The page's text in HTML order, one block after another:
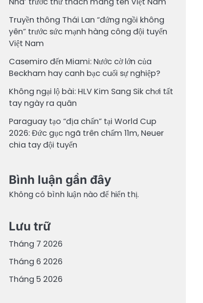
Truyền thông Thái Lan “đứng ngồi không
yên” trước sức mạnh hàng công đội tuyển
Việt Nam
Casemiro đến Miami: Nước cờ lớn của
Beckham hay canh bạc cuối sự nghiệp?
Không ngại lộ bài: HLV Kim Sang Sik chơi tất
tay ngày ra quân
Paraguay tạo “địa chấn” tại World Cup
2026: Đức gục ngã trên chấm 11m, Neuer
chia tay đội tuyển
Bình luận gần đây
Không có bình luận nào để hiển thị.
Lưu trữ
Tháng 7 2026
Tháng 6 2026
Tháng 5 2026